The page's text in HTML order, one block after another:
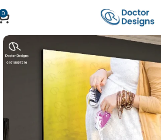
0